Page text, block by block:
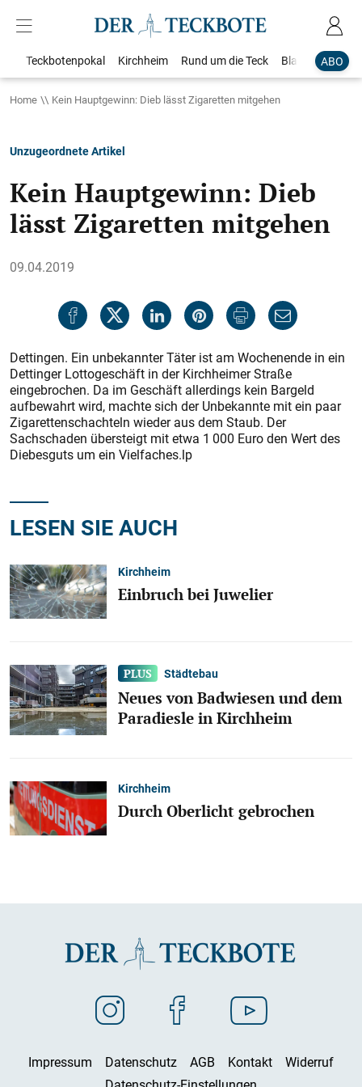
ABO
Teckbotenpokal Kirchheim Rund um die Teck Blaulicht
Home Kein Hauptgewinn: Dieb lässt Zigaretten mitgehen
Unzugeordnete Artikel
Kein Hauptgewinn: Dieb
lässt Zigaretten mitgehen
09.04.2019
Dettingen. Ein unbekannter Täter ist am Wochenende in ein
Dettinger Lottogeschäft in der Kirchheimer Straße
eingebrochen. Da im Geschäft allerdings kein Bargeld
aufbewahrt wird, machte sich der Unbekannte mit ein paar
Zigarettenschachteln wieder aus dem Staub. Der
Sachschaden übersteigt mit etwa 1 000 Euro den Wert des
Diebesguts um ein Vielfaches.lp
LESEN SIE AUCH
Kirchheim
Einbruch bei Juwelier
Städtebau
Neues von Badwiesen und dem
Paradiesle in Kirchheim
Kirchheim
Durch Oberlicht gebrochen
Impressum Datenschutz AGB Kontakt
Widerruf